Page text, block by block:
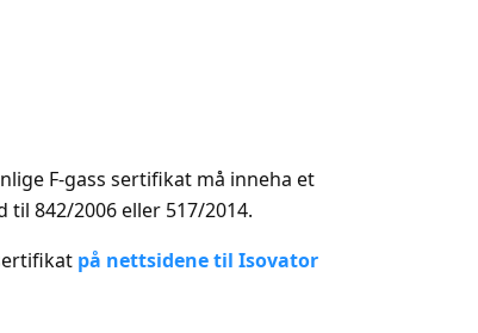
F-gass sertifikat må inneha et
842/2006 eller 517/2014.
på nettsidene til Isovator